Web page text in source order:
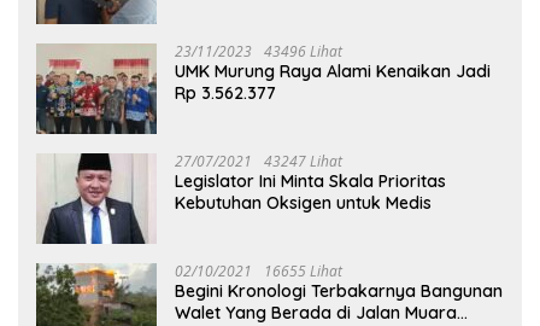
23/11/2023 43496 Lihat
UMK Murung Raya Alami Kenaikan Jadi
Rp 3.562.377
27/07/2021 43247 Lihat
Legislator Ini Minta Skala Prioritas
Kebutuhan Oksigen untuk Medis
02/10/2021 16655 Lihat
Begini Kronologi Terbakarnya Bangunan
Walet Yang Berada di Jalan Muara